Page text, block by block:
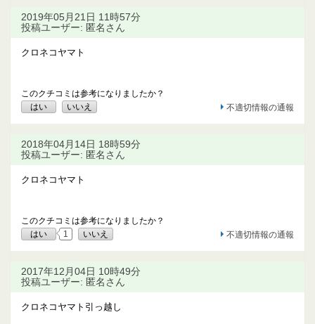
2019年05月21日 11時57分
投稿ユーザー: 匿名さん
クロネコヤマト
このクチコミは参考になりましたか？
はい
いいえ 不適切情報の通報
2018年04月14日 18時59分
投稿ユーザー: 匿名さん
クロネコヤマト
このクチコミは参考になりましたか？
はい
1 いいえ 不適切情報の通報
2017年12月04日 10時49分
投稿ユーザー: 匿名さん
クロネコヤマト引っ越し